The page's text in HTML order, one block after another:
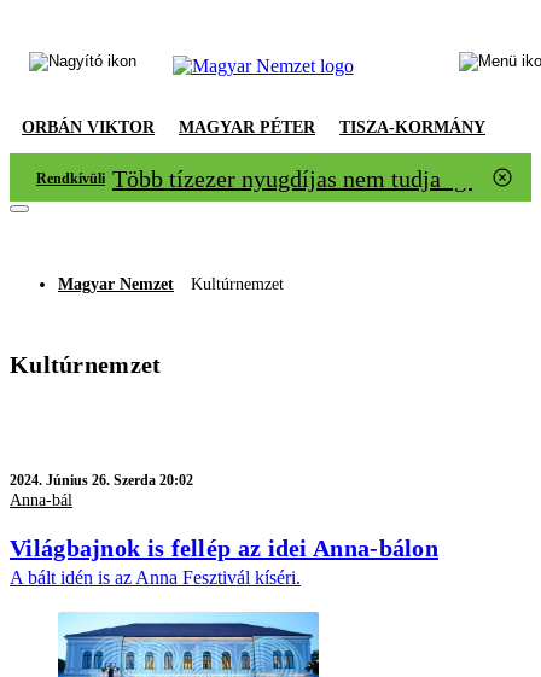
ORBÁN VIKTOR MAGYAR PÉTER TISZA-KORMÁNY
Rendkívüli Több tízezer nyugdíjas nem tudja igazolni
Magyar Nemzet Kultúrnemzet
Kultúrnemzet
2024. Június 26. Szerda 20:02
Anna-bál
Világbajnok is fellép az idei Anna-bálon
A bált idén is az Anna Fesztivál kíséri.